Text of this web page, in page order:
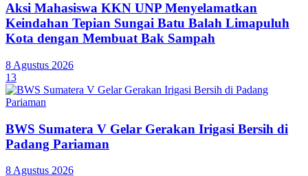
Aksi Mahasiswa KKN UNP Menyelamatkan
Keindahan Tepian Sungai Batu Balah Limapuluh
Kota dengan Membuat Bak Sampah
8 Agustus 2026
13
BWS Sumatera V Gelar Gerakan Irigasi Bersih di
Padang Pariaman
8 Agustus 2026